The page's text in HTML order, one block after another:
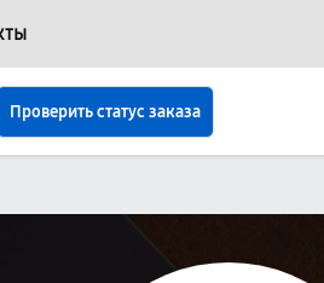
Проверить статус заказа